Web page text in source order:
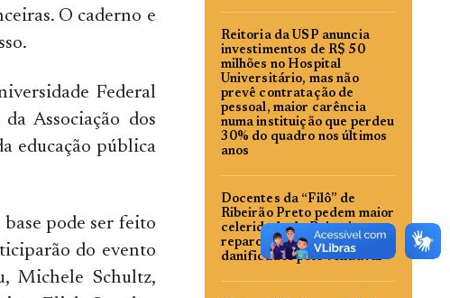
O caderno e
Federal
Associação dos
educação pública
base pode ser feito
do evento
Michele Schultz,
Reitoria da USP anuncia
investimentos de R$ 50
milhões no Hospital
Universitário, mas não
prevê contratação de
pessoal, maior carência
numa instituição que perdeu
30% do quadro nos últimos
anos
Docentes da “Filô” de
Ribeirão Preto pedem maior
celeridade da Reitoria no
reparo de laboratórios
danificados pelo vendaval